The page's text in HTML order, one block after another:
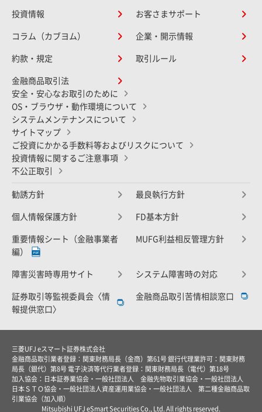
投資情報 お客さまサポート
コラム（カブヨム） 企業・開示情報
約款・規定 取引ルール
金融商品取引法
安全・安心なお取引のために
OS・ブラウザ・動作環境について
システムメンテナンスについて
サイトマップ
ご投資にかかる手数料等およびリスクについて
投資情報に関するご注意事項
不公正取引
勧誘方針 最良執行方針
個人情報保護方針 FD基本方針
重要情報シート（金融事業者
編）
MUFG利益相反管理方針
障害災害時専用サイト システム障害時の対応
証券取引等監視委員会〈情
報提供窓口〉
金融商品取引苦情相談窓口
三菱UFJ eスマート証券株式会社
金融商品取引業者登録：関東財務局長（金商）第61号 銀行代理業許可：関東財務
局長（銀代）第8号 電子決済等代行業者登録：関東財務局長（電代）第18号
加入協会：日本証券業協会・一般社団法人 金融先物取引業協会・一般社団法人
日本ＳＴＯ協会・一般社団法人資産運用業協会・一般社団法人 第二種金融商品取
引業協会（加入順）
Mitsubishi UFJ eSmart Securities Co., Ltd. All rights reserved.